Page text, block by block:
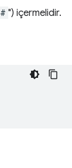
# ") içermelidir.